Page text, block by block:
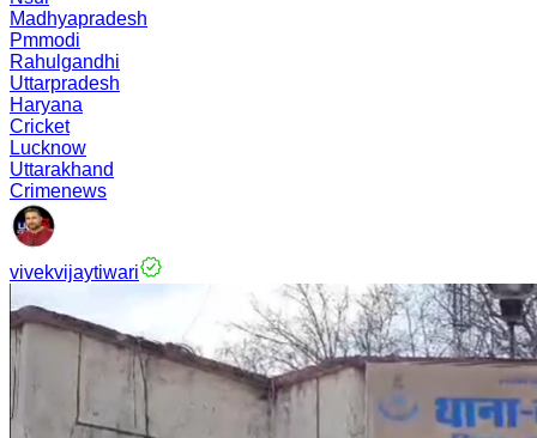
Madhyapradesh
Pmmodi
Rahulgandhi
Uttarpradesh
Haryana
Cricket
Lucknow
Uttarakhand
Crimenews
vivekvijaytiwari